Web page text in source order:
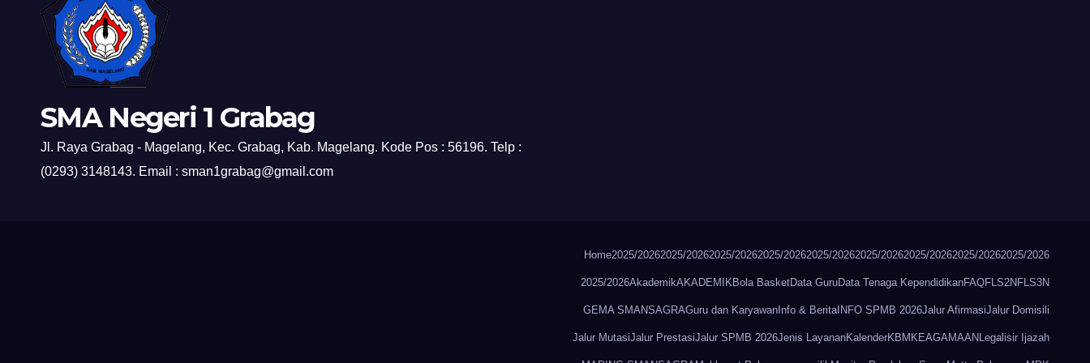
SMA Negeri 1 Grabag
Jl. Raya Grabag - Magelang, Kec. Grabag, Kab. Magelang. Kode Pos : 56196. Telp :
(0293) 3148143. Email : sman1grabag@gmail.com
Home2025/20262025/20262025/20262025/20262025/20262025/20262025/20262025/20262025/2026
2025/2026AkademikAKADEMIKBola BasketData GuruData Tenaga KependidikanFAQFLS2N FLS3N
GEMA SMANSAGRAGuru dan Karyawan Info & BeritaINFO SPMB 2026Jalur AfirmasiJalur Domisili
Jalur MutasiJalur PrestasiJalur SPMB 2026Jenis LayananKalenderKBM KEAGAMAAN Legalisir Ijazah